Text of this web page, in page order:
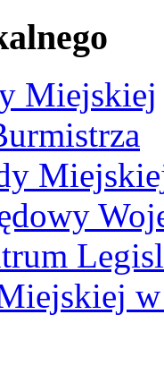
Miejskiej
w